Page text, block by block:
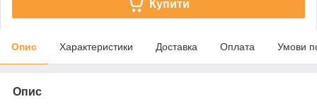
Купити
Опис Характеристики Доставка Оплата Умови
Опис